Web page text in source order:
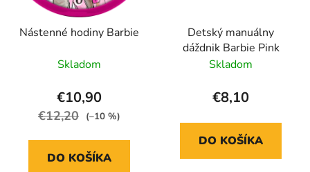
Nástenné hodiny Barbie
Skladom
€10,90
€12,20 (–10 %)
DO KOŠÍKA
Detský manuálny
dáždnik Barbie Pink
Skladom
€8,10
DO KOŠÍKA